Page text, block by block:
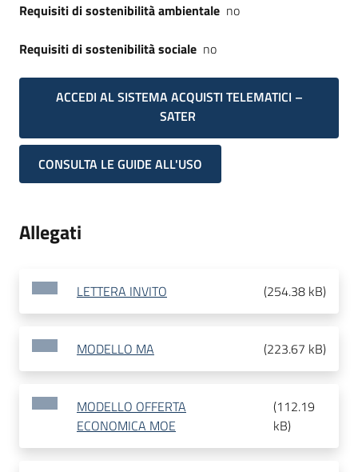
Requisiti di sostenibilità ambientale no
Requisiti di sostenibilità sociale no
ACCEDI AL SISTEMA ACQUISTI TELEMATICI –
SATER
CONSULTA LE GUIDE ALL'USO
Allegati
LETTERA INVITO (254.38 kB)
MODELLO MA (223.67 kB)
MODELLO OFFERTA
ECONOMICA MOE
(112.19
kB)